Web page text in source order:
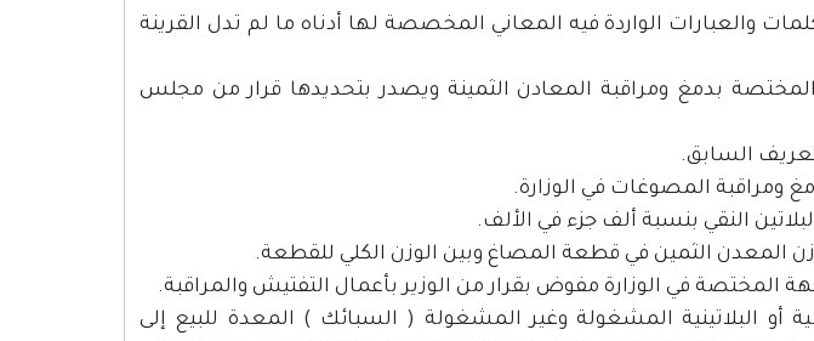
والعبارات الواردة فيه المعاني المخصصة لها أدناه ما لم تدل القرينة
المختصة بدمغ ومراقبة المعادن الثمينة ويصدر بتحديدها قرار من مجلس
السابق.
ومراقبة المصوغات في الوزارة.
النقي بنسبة ألف جزء في الألف.
المعدن الثمين في قطعة المصاغ وبين الوزن الكلي للقطعة.
في الوزارة مفوض بقرار من الوزير بأعمال التفتيش والمراقبة.
أو البلاتينية المشغولة وغير المشغولة ( السبائك ) المعدة للبيع إلى